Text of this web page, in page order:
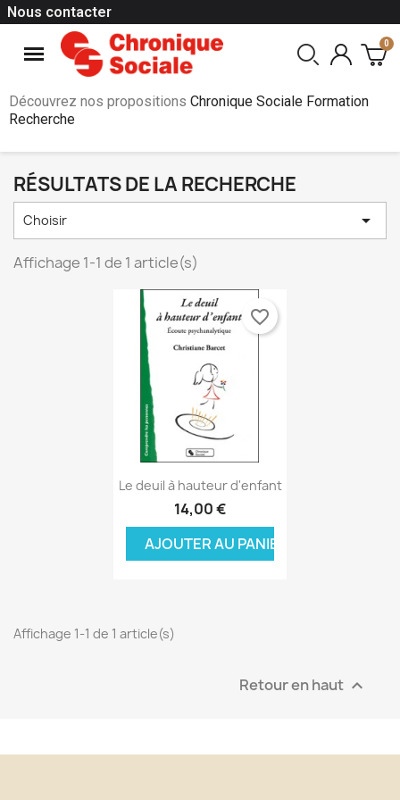
Nous contacter
Découvrez nos propositions Chronique Sociale Formation
Recherche
RÉSULTATS DE LA RECHERCHE
Choisir 
Affichage 1-1 de 1 article(s)
Aperçu rapide
Le deuil à hauteur d'enfant
14,00 €
AJOUTER AU PANIER
favorite_border
Affichage 1-1 de 1 article(s)
Retour en haut 